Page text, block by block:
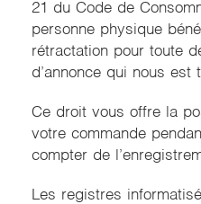
21 du Code de
personne physique
rétractation pour toute
d’annonce qui nous est
Ce droit vous offre la
votre commande
compter de
Les registres